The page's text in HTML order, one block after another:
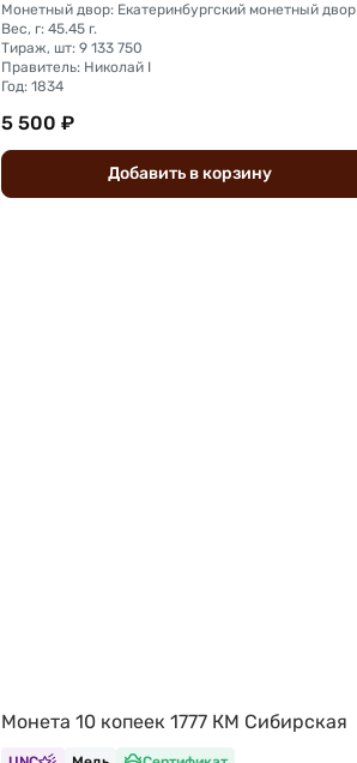
Монетный двор: Екатеринбургский монетный двор
Вес, г: 45.45 г.
Тираж, шт: 9 133 750
Правитель: Николай I
Год: 1834
5 500 ₽
Добавить вкорзину
Монета 10 копеек 1777 КМ Сибирская